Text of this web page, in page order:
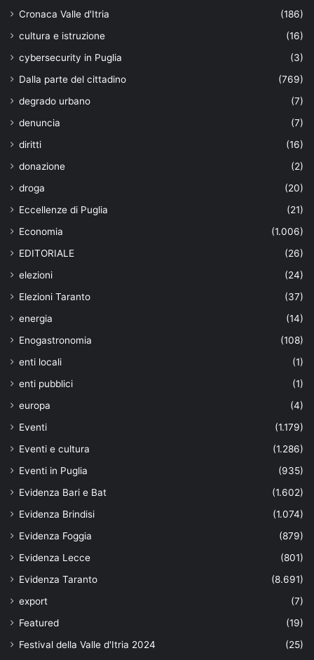
Cronaca Valle d'Itria
(186)
cultura e istruzione
(16)
cybersecurity in Puglia
(3)
Dalla parte del cittadino
(769)
degrado urbano
(7)
denuncia
(7)
diritti
(16)
donazione
(2)
droga
(20)
Eccellenze di Puglia
(21)
Economia
(1.006)
EDITORIALE
(26)
elezioni
(24)
Elezioni Taranto
(37)
energia
(14)
Enogastronomia
(108)
enti locali
(1)
enti pubblici
(1)
europa
(4)
Eventi
(1.179)
Eventi e cultura
(1.286)
Eventi in Puglia
(935)
Evidenza Bari e Bat
(1.602)
Evidenza Brindisi
(1.074)
Evidenza Foggia
(879)
Evidenza Lecce
(801)
Evidenza Taranto
(8.691)
export
(7)
Featured
(19)
Festival della Valle d'Itria 2024
(25)